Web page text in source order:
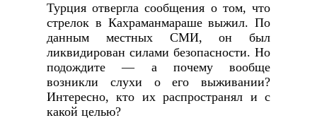
Турция отвергла сообщения о том, что
стрелок в Кахраманмараше выжил. По
данным местных СМИ, он был
ликвидирован силами безопасности. Но
подождите — а почему вообще
возникли слухи о его выживании?
Интересно, кто их распространял и с
какой целью?